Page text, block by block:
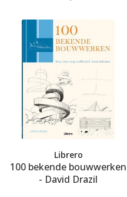
Librero
100 bekende bouwwerken
- David Drazil